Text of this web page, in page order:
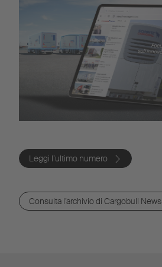
Leggi l’ultimo numero
Consulta l’archivio di Cargobull News